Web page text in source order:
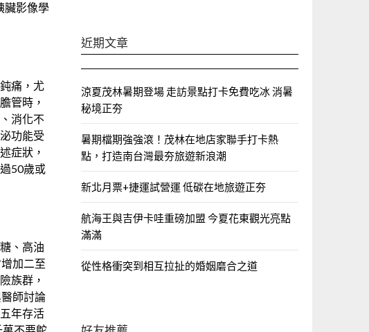
臟影像學
痛，尤
管時，
消化不
功能受
症狀，
50歲或
、高油
加二至
族群，
師討論
年存活
近期文章
涼夏茂林暑期登場 走訪景點打卡免費吃冰 消暑
秘境正夯
暑期檔期強強滾！茂林在地店家聯手打卡熱
點，打造南台灣最夯旅遊新浪潮
新北月票+捷運試營運 低碳在地旅遊正夯
航海王與吉伊卡哇重磅加盟 今夏花東觀光亮點
滿滿
從性格衝突到相互拉扯的婚姻磨合之道